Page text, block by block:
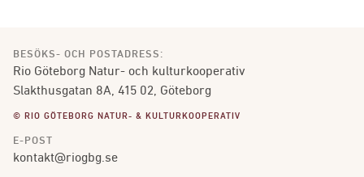
BESÖKS- OCH POSTADRESS:
Rio Göteborg Natur- och kulturkooperativ
Slakthusgatan 8A, 415 02, Göteborg
© RIO GÖTEBORG NATUR- & KULTURKOOPERATIV
E-POST
kontakt@riogbg.se